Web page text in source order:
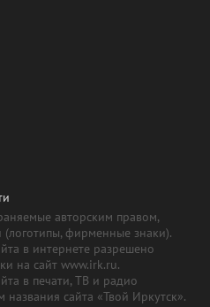
авторским правом,
(логотипы, фирменные знаки).
в интернете разрешено
на сайт www.irk.ru.
в печати, ТВ и радио
сайта «Твой Иркутск».